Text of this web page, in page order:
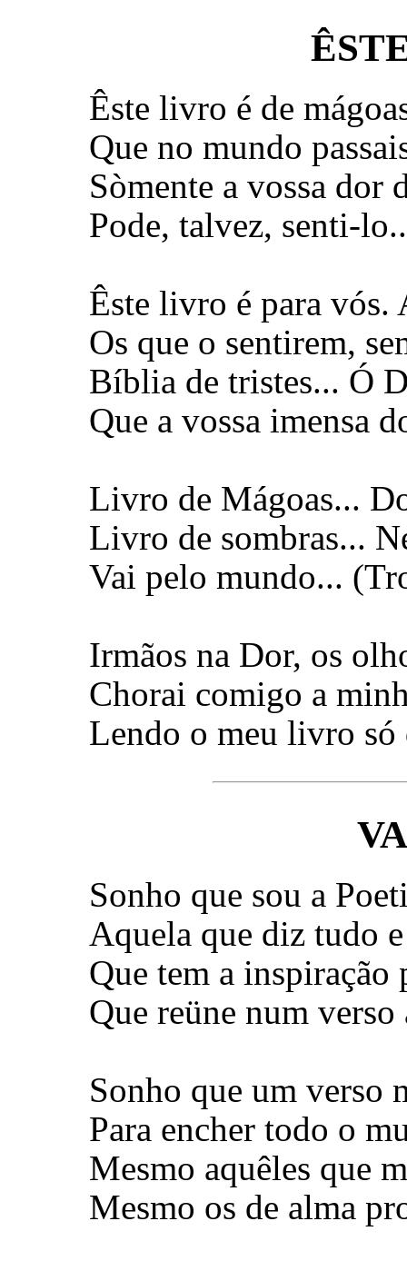
Êste livro é de
Que no mundo
Sòmente a vossa dor
Pode, talvez, senti-
Êste livro é para vós.
Os que o sentirem,
Bíblia de tristes... Ó
Que a vossa imensa
Livro de Mágoas...
Livro de sombras...
Vai pelo mundo...
Irmãos na Dor, os
Chorai comigo a
Lendo o meu livro só
Sonho que sou a
Aquela que diz tudo
Que tem a inspiração
Que reüne num
Sonho que um verso
Para encher todo o
Mesmo aquêles que
Mesmo os de alma